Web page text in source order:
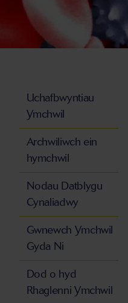
Uchafbwyntiau
Ymchwil
Archwiliwch ein
hymchwil
Nodau Datblygu
Cynaliadwy
Gwnewch Ymchwil
Gyda Ni
Dod o hyd
Rhaglenni Ymchwil